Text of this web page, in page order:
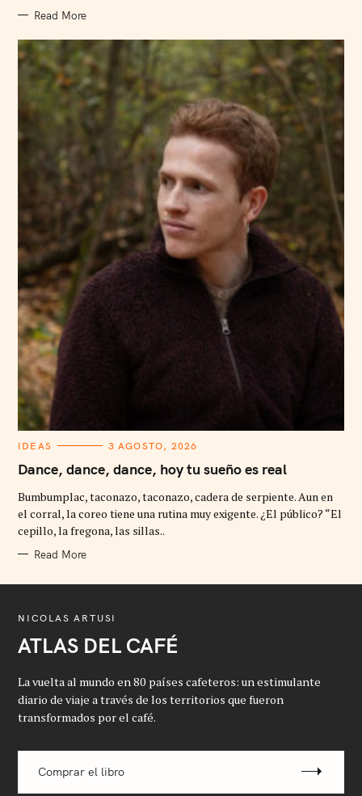
Read More
C
T
E
O
R
I
E
IDEAS 3 AGOSTO, 2026
Dance, dance, dance, hoy tu sueño es real
Bumbumplac, taconazo, taconazo, cadera de serpiente. Aun en
el corral, la coreo tiene una rutina muy exigente. ¿El público? “El
cepillo, la fregona, las sillas..
Read More
NICOLAS ARTUSI
ATLAS DEL CAFÉ
La vuelta al mundo en 80 países cafeteros: un estimulante
diario de viaje a través de los territorios que fueron
transformados por el café.
Comprar el libro